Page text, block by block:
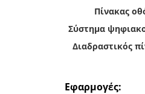
Πίνακας
Σύστημα
Διαδραστικός
Εφαρμογές: